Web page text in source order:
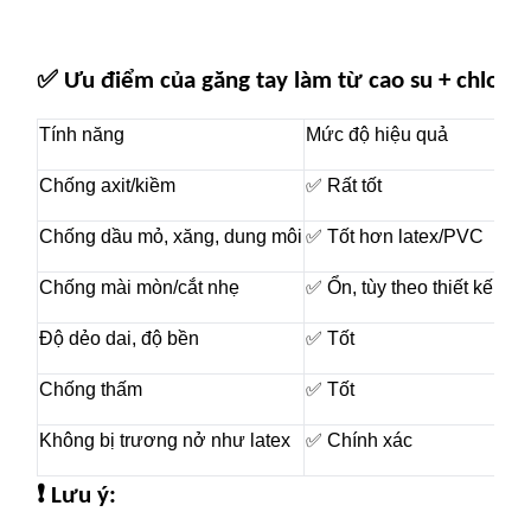
✅ Ưu điểm của găng tay làm từ cao su +
Tính năng Mức độ hiệu quả
Chống axit/kiềm ✅ Rất tốt
Chống dầu mỏ, xăng, dung môi ✅ Tốt hơn latex/PVC
Chống mài mòn/cắt nhẹ ✅ Ổn, tùy theo thiết kế
Độ dẻo dai, độ bền ✅ Tốt
Chống thấm ✅ Tốt
Không bị trương nở như latex ✅ Chính xác
❗ Lưu ý: